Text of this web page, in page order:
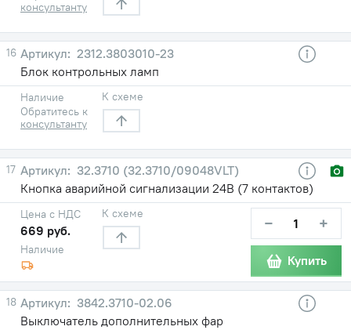
консультанту
16
2312.3803010-23
Блок контрольных ламп
Наличие
Обратитесь к
консультанту
К схеме
17
32.3710 (32.3710/09048VLT)
Кнопка аварийной сигнализации 24В (7 контактов)
Наличие
Цена с НДС
669 руб.
К схеме − +
Купить
18
3842.3710-02.06
Выключатель дополнительных фар